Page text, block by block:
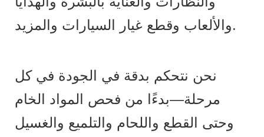
والألعاب وقطع غيار السيارات والمزيد.
نحن نتحكم بدقة في الجودة في كل
مرحلة—بدءًا من فحص المواد الخام
وحتى القطع واللحام والتلميع والغسيل